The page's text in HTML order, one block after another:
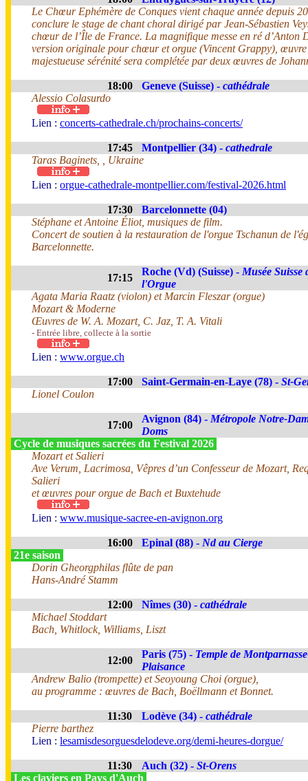
Le Chœur Ephémère de Conques vient chaque année depuis
conclure le stage de chant choral dirigé par Jean-Sébastien
chœur de l’Île de France. La magnifique messe en ré d’Anton
version originale pour chœur et orgue (Vincent Grappy), œuvre
majestueuse sérénité sera complétée par deux œuvres de
18:00 Geneve (Suisse) - cathédrale
Alessio Colasurdo
Lien : concerts-cathedrale.ch/prochains-concerts/
17:45 Montpellier (34) - cathedrale
Taras Baginets, , Ukraine
Lien : orgue-cathedrale-montpellier.com/festival-2026.html
17:30
Barcelonnette (04)
Stéphane et Antoine Éliot, musiques de film.
Concert de soutien à la restauration de l'orgue Tschanun de
Barcelonnette.
17:15
Roche (Vd) (Suisse) - Musée Suisse
l'Orgue
Agata Maria Raatz (violon) et Marcin Fleszar (orgue)
Mozart & Moderne
Œuvres de W. A. Mozart, C. Jaz, T. A. Vitali
- Entrée libre, collecte à la sortie
Lien : www.orgue.ch
17:00 Saint-Germain-en-Laye (78) - St-
Lionel Coulon
17:00
Avignon (84) - Métropole Notre-
Doms
Cycle de musiques sacrées du Festival 2026
Mozart et Salieri
Ave Verum, Lacrimosa, Vêpres d’un Confesseur de Mozart,
Salieri
et œuvres pour orgue de Bach et Buxtehude
Lien : www.musique-sacree-en-avignon.org
16:00 Epinal (88) - Nd au Cierge
21e saison
Dorin Gheorgphilas flûte de pan
Hans-André Stamm
12:00 Nîmes (30) - cathédrale
Michael Stoddart
Bach, Whitlock, Williams, Liszt
12:00
Paris (75) - Temple de
Plaisance
Andrew Balio (trompette) et Seoyoung Choi (orgue),
au programme : œuvres de Bach, Boëllmann et Bonnet.
11:30 Lodève (34) - cathédrale
Pierre barthez
Lien : lesamisdesorguesdelodeve.org/demi-heures-dorgue/
11:30 Auch (32) - St-Orens
Les claviers en Pays d'Auch